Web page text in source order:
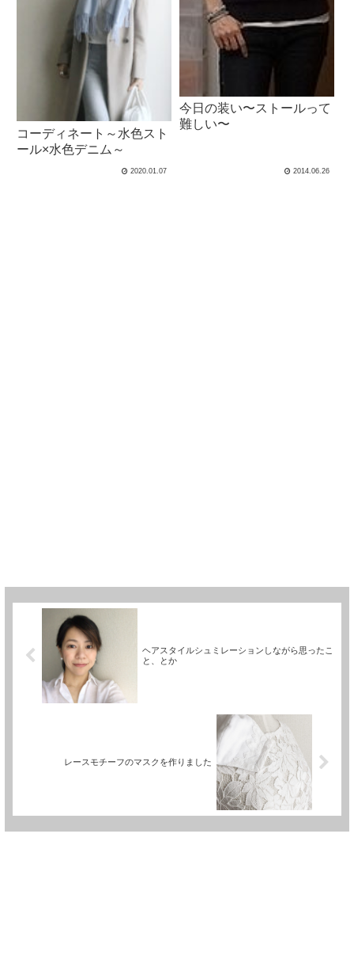
コーディネート～水色スト
ール×水色デニム～
2020.01.07
今日の装い〜ストールって
難しい〜
2014.06.26
ヘアスタイルシュミレーションしながら思ったこ
と、とか
レースモチーフのマスクを作りました